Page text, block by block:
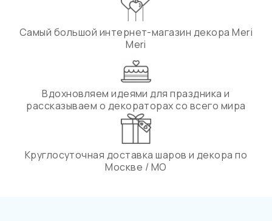
Самый большой интернет-магазин декора Meri
Meri
Вдохновляем идеями для праздника и
рассказываем о декораторах со всего мира
Круглосуточная доставка шаров и декора по
Москве / МО